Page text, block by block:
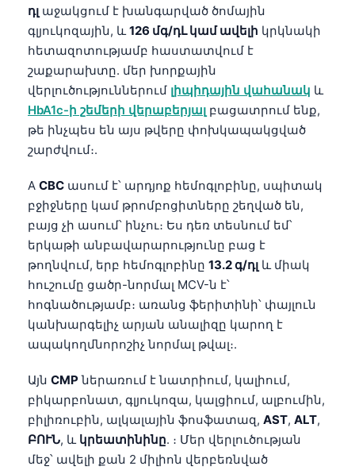
դլ աջակցում է խանգարված ծոմային
գլյուկոզային, և 126 մգ/դԼ կամ ավելի կրկնակի
հետազոտությամբ հաստատվում է
շաքարախտը. մեր խորքային
վերլուծություններում լիպիդային վահանակ և
HbA1c-ի շեմերի վերաբերյալ բացատրում ենք,
թե ինչպես են այս թվերը փոխկապակցված
շարժվում։.
A CBC ասում է՝ արդյոք հեմոգլոբինը, սպիտակ
բջիջները կամ թրոմբոցիտները շեղված են,
բայց չի ասում՝ ինչու։ Ես դեռ տեսնում եմ՝
երկաթի անբավարարությունը բաց է
թողնվում, երբ հեմոգլոբինը 13.2 գ/դլ և միակ
հուշումը ցածր-նորմալ MCV-ն է՝
հոգնածությամբ։ առանց ֆերիտինի՝ փայլուն
կանխարգելիչ արյան անալիզը կարող է
ապակողմնորոշիչ նորմալ թվալ։.
Այն CMP ներառում է նատրիում, կալիում,
բիկարբոնատ, գլյուկոզա, կալցիում, ալբումին,
բիլիռուբին, ալկալային ֆոսֆատազ, AST, ALT,
ԲՈՒՆ, և կրեատինինը. ։ Մեր վերլուծության
մեջ՝ ավելի քան 2 միլիոն վերբեռնված